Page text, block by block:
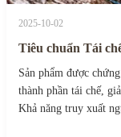
2025-10-02
Tiêu chuẩn Tái
Sản phẩm được
thành phần tái chế,
Khả năng truy xuất